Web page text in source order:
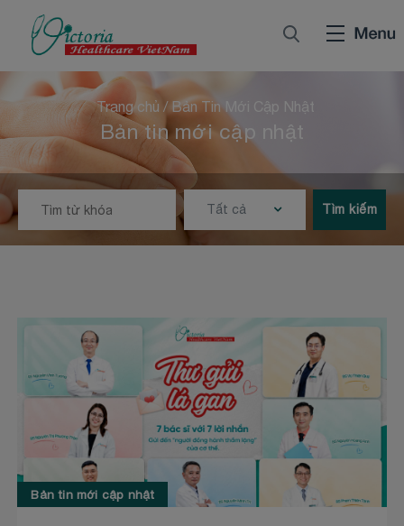
Trang chủ / Bản Tin Mới Cập Nhật
Bản tin mới cập nhật
Tất cả Tìm kiếm
Bản tin mới cập nhật